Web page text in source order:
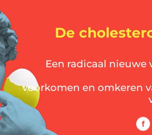
naar
inhoud
De
Een radicaal nieuwe
voorkomen en ­omkeren